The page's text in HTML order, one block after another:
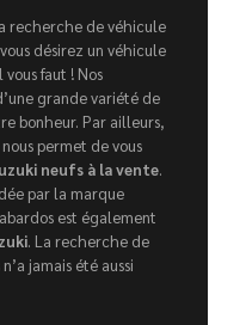
recherche de véhicule
désirez un véhicule
vous faut ! Nos
grande variété de
bonheur. Par ailleurs,
permet de vous
neufs à la vente.
par la marque
est également
. La recherche de
jamais été aussi